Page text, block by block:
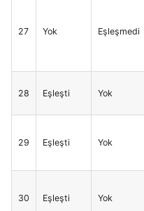
27 Yok Eşleşmedi
28 Eşleşti Yok
29 Eşleşti Yok
30 Eşleşti Yok